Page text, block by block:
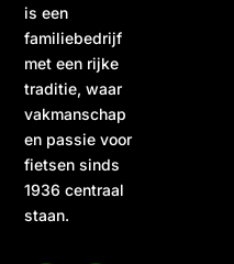
is een
familiebedrijf
met een rijke
traditie, waar
vakmanschap
en passie voor
fietsen sinds
1936 centraal
staan.